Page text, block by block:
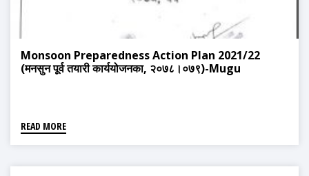
Monsoon Preparedness Action Plan 2021/22
(मनसुन पूर्व तयारी कार्ययोजनका, २०७८।०७९)-Mugu
READ MORE